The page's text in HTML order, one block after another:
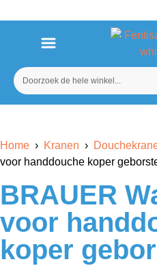
Home › Kranen ›
voor handdouche koper
BRAUER
voor
koper